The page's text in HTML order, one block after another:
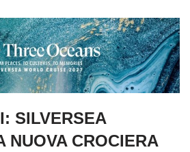
SILVERSEA
NUOVA CROCIERA